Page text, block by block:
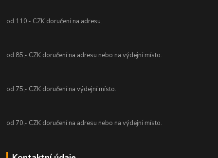
od 110,- CZK doručení na adresu.
od 85,- CZK doručení na adresu nebo na výdejní místo.
od 75,- CZK doručení na výdejní místo.
od 70,- CZK doručení na adresu nebo na výdejní místo.